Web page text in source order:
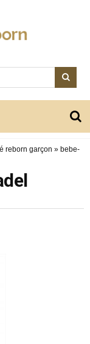
reborn garçon » bebe-